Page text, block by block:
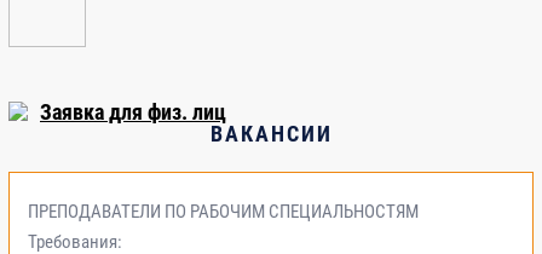
Заявка для физ. лиц
ВАКАНСИИ
ПРЕПОДАВАТЕЛИ ПО РАБОЧИМ СПЕЦИАЛЬНОСТЯМ
Требования: